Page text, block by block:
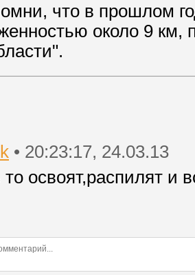
что в прошлом
около 9 км,
• 20:23:17, 24.03.13
то освоят,распилят и